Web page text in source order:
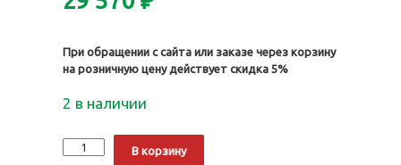
При обращении с сайта или заказе через корзину
на розничную цену действует скидка 5%
2 в наличии
Количество
Поршни
В корзину